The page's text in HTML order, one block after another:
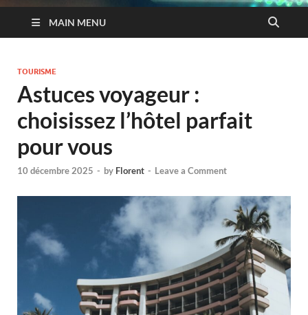
MAIN MENU
TOURISME
Astuces voyageur :
choisissez l’hôtel parfait
pour vous
10 décembre 2025 - by Florent - Leave a Comment